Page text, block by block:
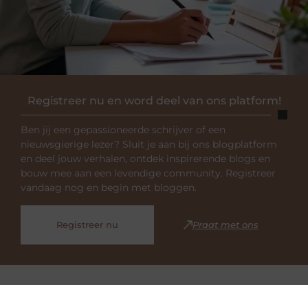
Registreer nu en word deel van ons platform!
Ben jij een gepassioneerde schrijver of een
nieuwsgierige lezer? Sluit je aan bij ons blogplatform
en deel jouw verhalen, ontdek inspirerende blogs en
bouw mee aan een levendige community. Registreer
vandaag nog en begin met bloggen.
Registreer nu Praat met ons